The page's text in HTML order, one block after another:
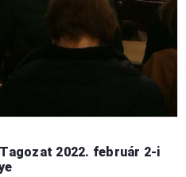
2022. február 2-i